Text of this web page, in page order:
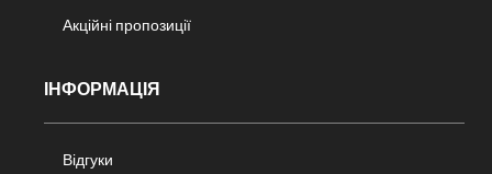
Акційні пропозиції
ІНФОРМАЦІЯ
Відгуки